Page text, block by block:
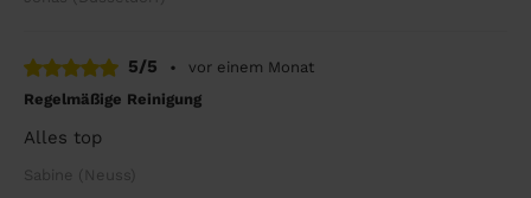
5/5 •
vor einem Monat
Regelmäßige Reinigung
Alles top
Sabine (Neuss)